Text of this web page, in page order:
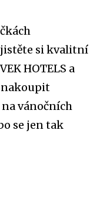
si kvalitní
HOTELS a
nakoupit
vánočních
se jen tak